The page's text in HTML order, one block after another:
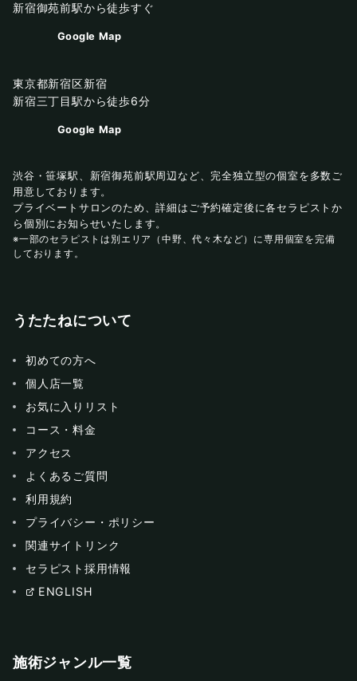
新宿御苑前駅から徒歩すぐ
Google Map
東京都新宿区新宿
新宿三丁目駅から徒歩6分
Google Map
渋谷・笹塚駅、新宿御苑前駅周辺など、完全独立型の個室を多数ご
用意しております。
プライベートサロンのため、詳細はご予約確定後に各セラピストか
ら個別にお知らせいたします。
※一部のセラピストは別エリア（中野、代々木など）に専用個室を完備
しております。
うたたねについて
初めての方へ
個人店一覧
お気に入りリスト
コース・料金
アクセス
よくあるご質問
利用規約
プライバシー・ポリシー
関連サイトリンク
セラピスト採用情報
ENGLISH
施術ジャンル一覧